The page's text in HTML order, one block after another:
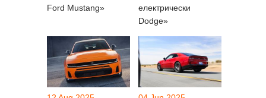
Ford Mustang»
електрически
Dodge»